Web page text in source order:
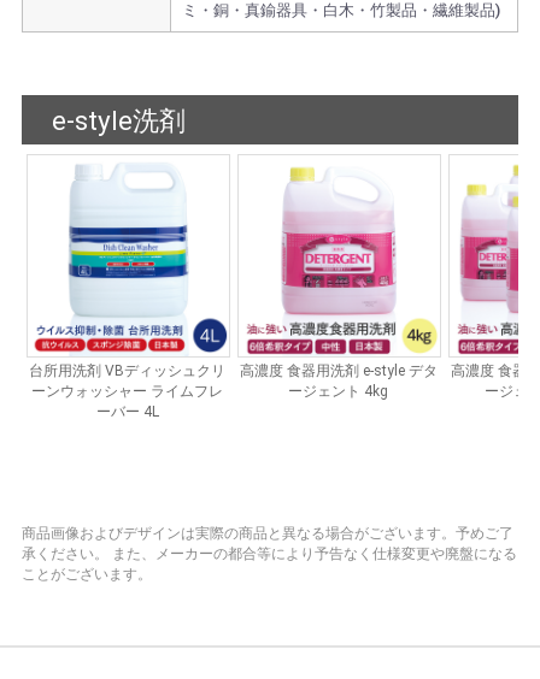
ミ・銅・真鍮器具・白木・竹製品・繊維製品)
商品画像およびデザインは実際の商品と異なる場合がございます。予めご了
承ください。
また、メーカーの都合等により予告なく仕様変更や廃盤になる
ことがございます。